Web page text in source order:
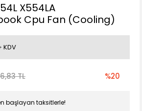
X554LA
Cpu Fan (Cooling)
KDV
TL %20
başlayan taksitlerle!